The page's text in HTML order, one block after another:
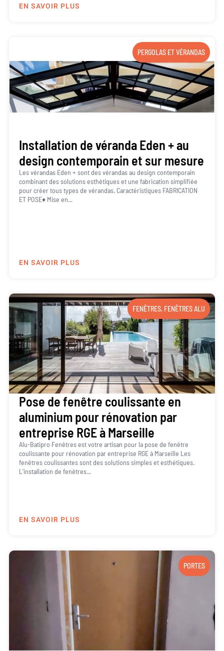
EN SAVOIR PLUS
PERGOLAS ET VÉRANDAS
Installation de véranda Eden + au
design contemporain et sur mesure
Les vérandas Eden + sont des vérandas au design contemporain
combinant des solutions esthétiques et une fabrication simplifiée
pour créer tous types de vérandas. Caractéristiques FABRICATION
ET POSE♦ Mise en...
EN SAVOIR PLUS
FENÊTRES, FENÊTRES ALU
Pose de fenêtre coulissante en
aluminium pour rénovation par
entreprise RGE à Marseille
Alu-Batipro Fenêtres est votre artisan pour la pose de fenêtre
coulissante pour rénovation par entreprise RGE à Marseille Les
fenêtres coulissantes sont des solutions simples et esthétiques.
L’installation de fenêtres...
EN SAVOIR PLUS
PORTES